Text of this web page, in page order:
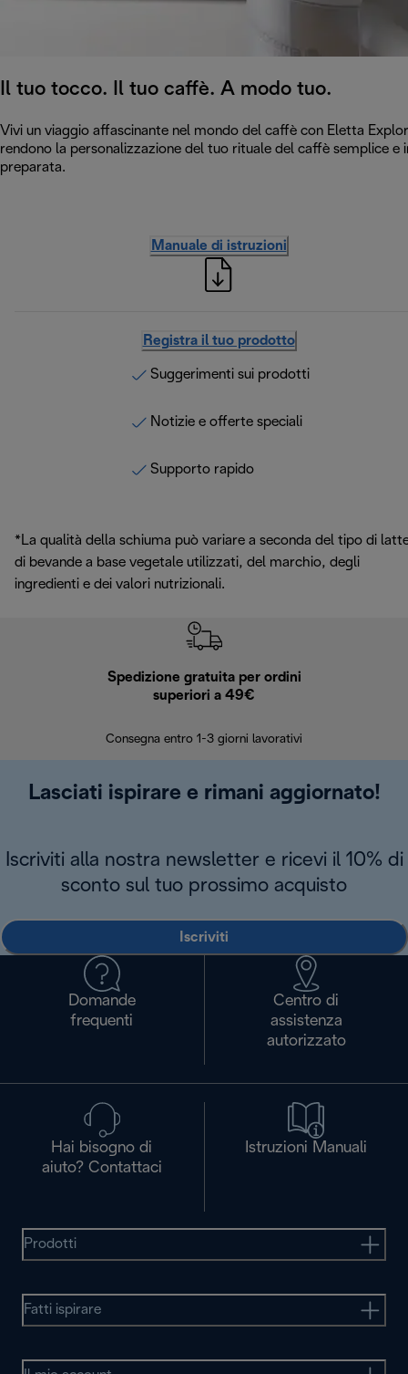
Il tuo tocco. Il tuo caffè. A modo tuo.
Vivi un viaggio affascinante nel mondo del caffè con Eletta
rendono la personalizzazione del tuo rituale del caffè semplice
preparata.
Manuale di istruzioni
Registra il tuo prodotto
Suggerimenti sui prodotti
Notizie e offerte speciali
Supporto rapido
*La qualità della schiuma può variare a seconda del tipo di
di bevande a base vegetale utilizzati, del marchio, degli
ingredienti e dei valori nutrizionali.
Spedizione gratuita per ordini
superiori a 49€
Consegna entro 1-3 giorni lavorativi
Lasciati ispirare e rimani aggiornato!
Iscriviti alla nostra newsletter e ricevi il 10% di
sconto sul tuo prossimo acquisto
Iscriviti
Domande
frequenti
Centro di
assistenza
autorizzato
Hai bisogno di
aiuto? Contattaci
Istruzioni Manuali
Prodotti
Fatti ispirare